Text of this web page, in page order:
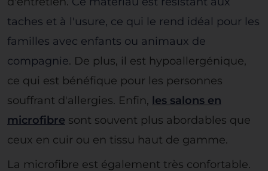
taches et à l'usure, ce qui le rend idéal pour les
familles avec enfants ou animaux de
compagnie. De plus, il est hypoallergénique,
ce qui est bénéfique pour les personnes
souffrant d'allergies. Enfin, les salons en
microfibre sont souvent plus abordables que
ceux en cuir ou en tissu haut de gamme.
La microfibre est également très confortable.